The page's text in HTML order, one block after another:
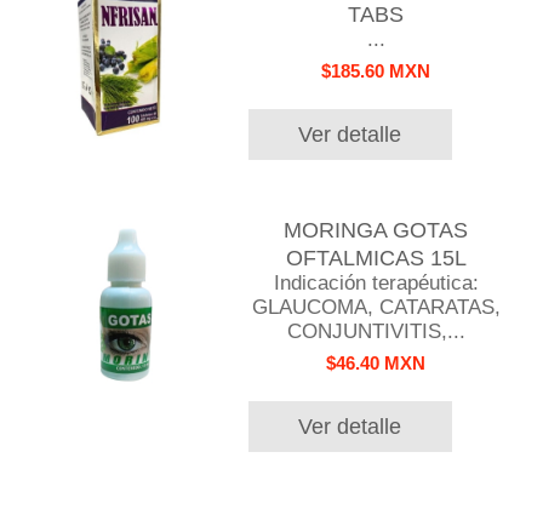
TABS
...
$185.60 MXN
Ver detalle
MORINGA GOTAS
OFTALMICAS 15L
Indicación terapéutica:
GLAUCOMA, CATARATAS,
CONJUNTIVITIS,...
$46.40 MXN
Ver detalle